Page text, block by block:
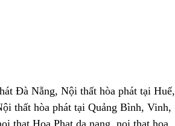
Đà Nẵng, Nội thất hòa phát tại Huế,
thất hòa phát tại Quảng Bình, Vinh,
that Hoa Phat da nang, noi that hoa